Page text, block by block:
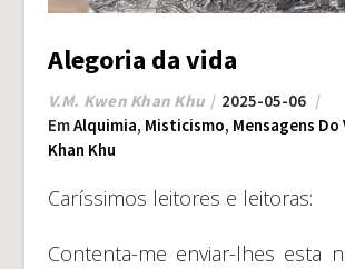
Alegoria da vida
V.M. Kwen Khan Khu
2025-05-06
EmAlquimia, Misticismo, Mensagens Do
Khan Khu
Caríssimos leitores e leitoras:
Contenta-me enviar-lhes esta